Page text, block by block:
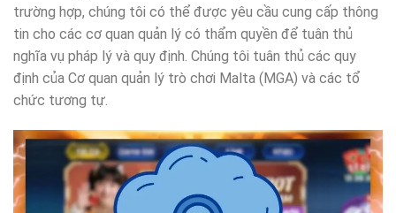
trường hợp, chúng tôi có thể được yêu cầu cung cấp thông
tin cho các cơ quan quản lý có thẩm quyền để tuân thủ
nghĩa vụ pháp lý và quy định. Chúng tôi tuân thủ các quy
định của Cơ quan quản lý trò chơi Malta (MGA) và các tổ
chức tương tự.